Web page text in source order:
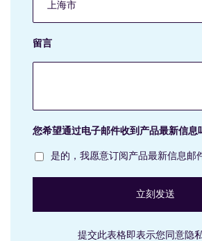
留言
您希望通过电子邮件收到产品最新信息
是的，我愿意订阅产品最新信息邮
立刻发送
提交此表格即表示您同意隐私